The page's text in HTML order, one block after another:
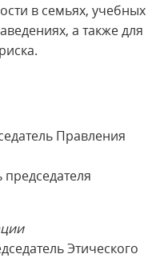
в семьях, учебных
а также для
Правления
Этического